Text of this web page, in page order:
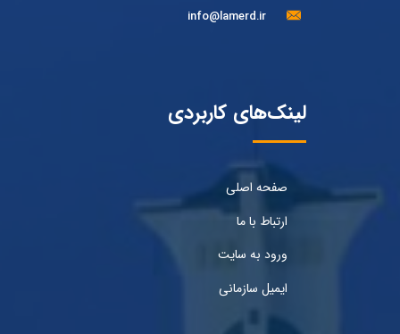
info@lamerd.ir
لینک‌های کاربردی
صفحه اصلی
ارتباط با ما
ورود به سایت
ایمیل سازمانی